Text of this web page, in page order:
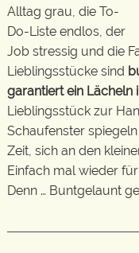
Alltag grau, die To-
Do-Liste endlos, der
Job stressig und die
Lieblingsstücke sind
garantiert ein Lächeln
Lieblingsstück zur
Schaufenster
Zeit, sich an den
Einfach mal wieder
Denn … Buntgelaunt